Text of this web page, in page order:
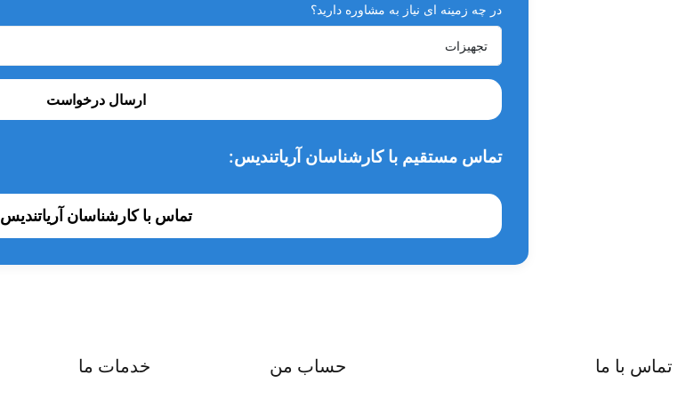
در چه زمینه ای نیاز به مشاوره دارید؟
ارسال درخواست
تماس مستقیم با کارشناسان آریاتندیس:
تماس با کارشناسان آریاتندیس
تماس با ما حساب من خدمات ما